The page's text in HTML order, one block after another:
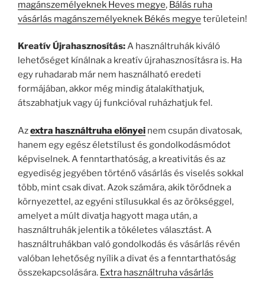
magánszemélyeknek Heves megye, Bálás ruha
vásárlás magánszemélyeknek Békés megye területein!
Kreatív Újrahasznosítás:A használtruhák kiváló
lehetőséget kínálnak a kreatív újrahasznosításra is. Ha
egy ruhadarab már nem használható eredeti
formájában, akkor még mindig átalakíthatjuk,
átszabhatjuk vagy új funkcióval ruházhatjuk fel.
Azextra használtruha előnyei nem csupán divatosak,
hanem egy egész életstílust és gondolkodásmódot
képviselnek. A fenntarthatóság, a kreativitás és az
egyediség jegyében történő vásárlás és viselés sokkal
több, mint csak divat. Azok számára, akik törődnek a
környezettel, az egyéni stílusukkal és az örökséggel,
amelyet a múlt divatja hagyott maga után, a
használtruhák jelentik a tökéletes választást. A
használtruhákban való gondolkodás és vásárlás révén
valóban lehetőség nyílik a divat és a fenntarthatóság
összekapcsolására. Extra használtruha vásárlás